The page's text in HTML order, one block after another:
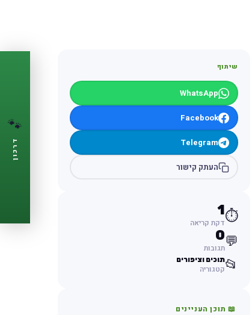
שיתוף
WhatsApp
Facebook
Telegram
העתק קישור
⏱️
1
דקת קריאה
💬
0
תגובות
📂תוכים וציפורים
קטגוריה
📖 תוכן העניינים
🐾
דרכון
🐾
הדרכון הדיגיטלי